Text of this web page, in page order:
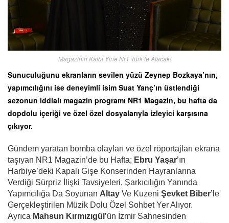
Magazinin Kalbi Yine Nr1 Türk’te Atacak!
Sunuculuğunu ekranların sevilen yüzü Zeynep Bozkaya’nın,
yapımcılığını ise deneyimli isim Suat Yanç’ın üstlendiği
sezonun iddialı magazin programı NR1 Magazin, bu hafta da
dopdolu içeriği ve özel özel dosyalarıyla izleyici karşısına
çıkıyor.
Gündem yaratan bomba olayları ve özel röportajları ekrana
taşıyan NR1 Magazin’de bu Hafta; Ebru Yaşar’ın
Harbiye’deki Kapalı Gişe Konserinden Hayranlarına
Verdiği Sürpriz İlişki Tavsiyeleri, Şarkıcılığın Yanında
Yapımcılığa Da Soyunan Altay Ve Kuzeni Şevket Biber’le
Gerçekleştirilen Müzik Dolu Özel Sohbet Yer Alıyor.
Ayrıca Mahsun Kırmızıgül ’ün İzmir Sahnesinden